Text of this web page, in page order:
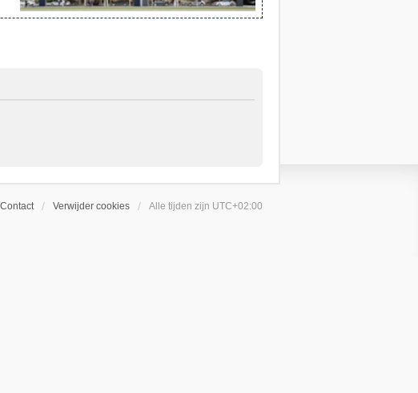
Contact Verwijder cookies Alle tijden zijn UTC+02:00